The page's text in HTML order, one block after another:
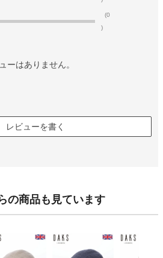
(0
)
ーはありません。
レビューを書く
の商品も見ています